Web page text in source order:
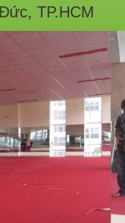
TP.HCM